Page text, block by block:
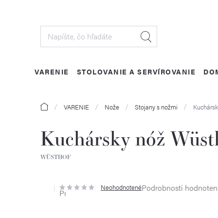
VARENIE STOLOVANIE A SERVÍROVANIE
DomovVARENIE Nože Stojany s nožmi
Kuchársky nóž
WÜSTHOF
Priemerné
hodnotenie
NeohodnotenéPodrobnosti